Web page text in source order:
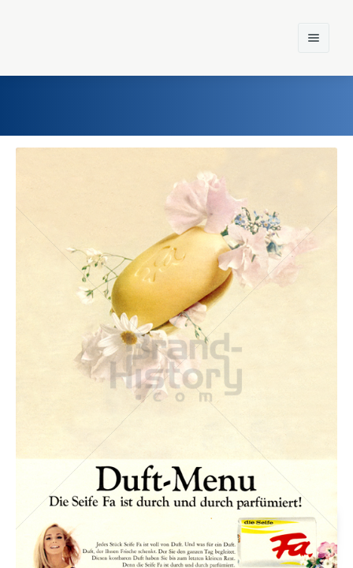
Marken
Konzerne